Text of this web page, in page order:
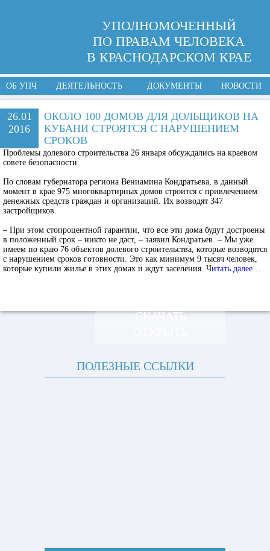
УПОЛНОМОЧЕННЫЙ
ПО ПРАВАМ ЧЕЛОВЕКА
В КРАСНОДАРСКОМ КРАЕ
ОБ УПЧ ДЕЯТЕЛЬНОСТЬ ДОКУМЕНТЫ НОВОСТИ
26.01
2016
ОКОЛО 100 ДОМОВ ДЛЯ ДОЛЬЩИКОВ НА
КУБАНИ СТРОЯТСЯ С НАРУШЕНИЕМ
СРОКОВ
Проблемы долевого строительства 26 января обсуждались на краевом
совете безопасности.
По словам губернатора региона Вениамина Кондратьева, в данный
момент в крае 975 многоквартирных домов строится с привлечением
денежных средств граждан и организаций. Их возводят 347
застройщиков.
– При этом стопроцентной гарантии, что все эти дома будут достроены
в положенный срок – никто не даст, – заявил Кондратьев. – Мы уже
имеем по краю 76 объектов долевого строительства, которые возводятся
с нарушением сроков готовности. Это как минимум 9 тысяч человек,
которые купили жилье в этих домах и ждут заселения. Читать далее…
СКАЧАТЬ
ПОЛЕЗНЫЕ ССЫЛКИ